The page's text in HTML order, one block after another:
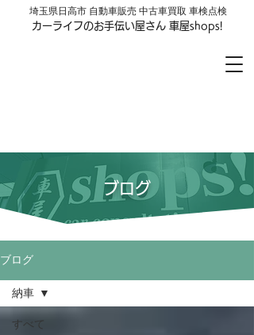
​埼玉県日高市 自動車販売 中古車買取 車検点検
カーライフのお手伝い屋さん 車屋shops!
ブログ
ブログ
すべて
納車